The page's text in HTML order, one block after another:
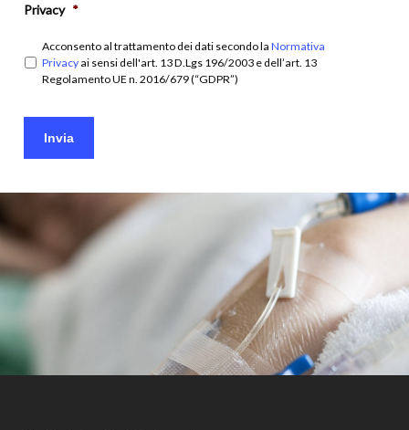
Privacy *
Acconsento al trattamento dei dati secondo la Normativa
Privacyai sensi dell'art. 13 D.Lgs 196/2003 e dell’art. 13
Regolamento UE n. 2016/679 (“GDPR”)
Invia